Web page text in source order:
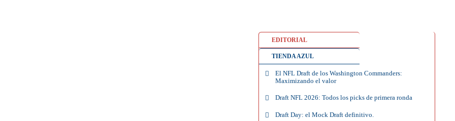
EDITORIAL
TIENDA AZUL
El NFL Draft de los Washington Commanders:
Maximizando el valor
Draft NFL 2026: Todos los picks de primera ronda
Draft Day: el Mock Draft definitivo.